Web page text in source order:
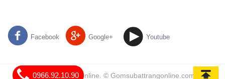
0966.92.10.90
Facebook Google+ Youtube
Gốm Sứ Bát Tràng Online. © Gomsubattrangonline.com | All